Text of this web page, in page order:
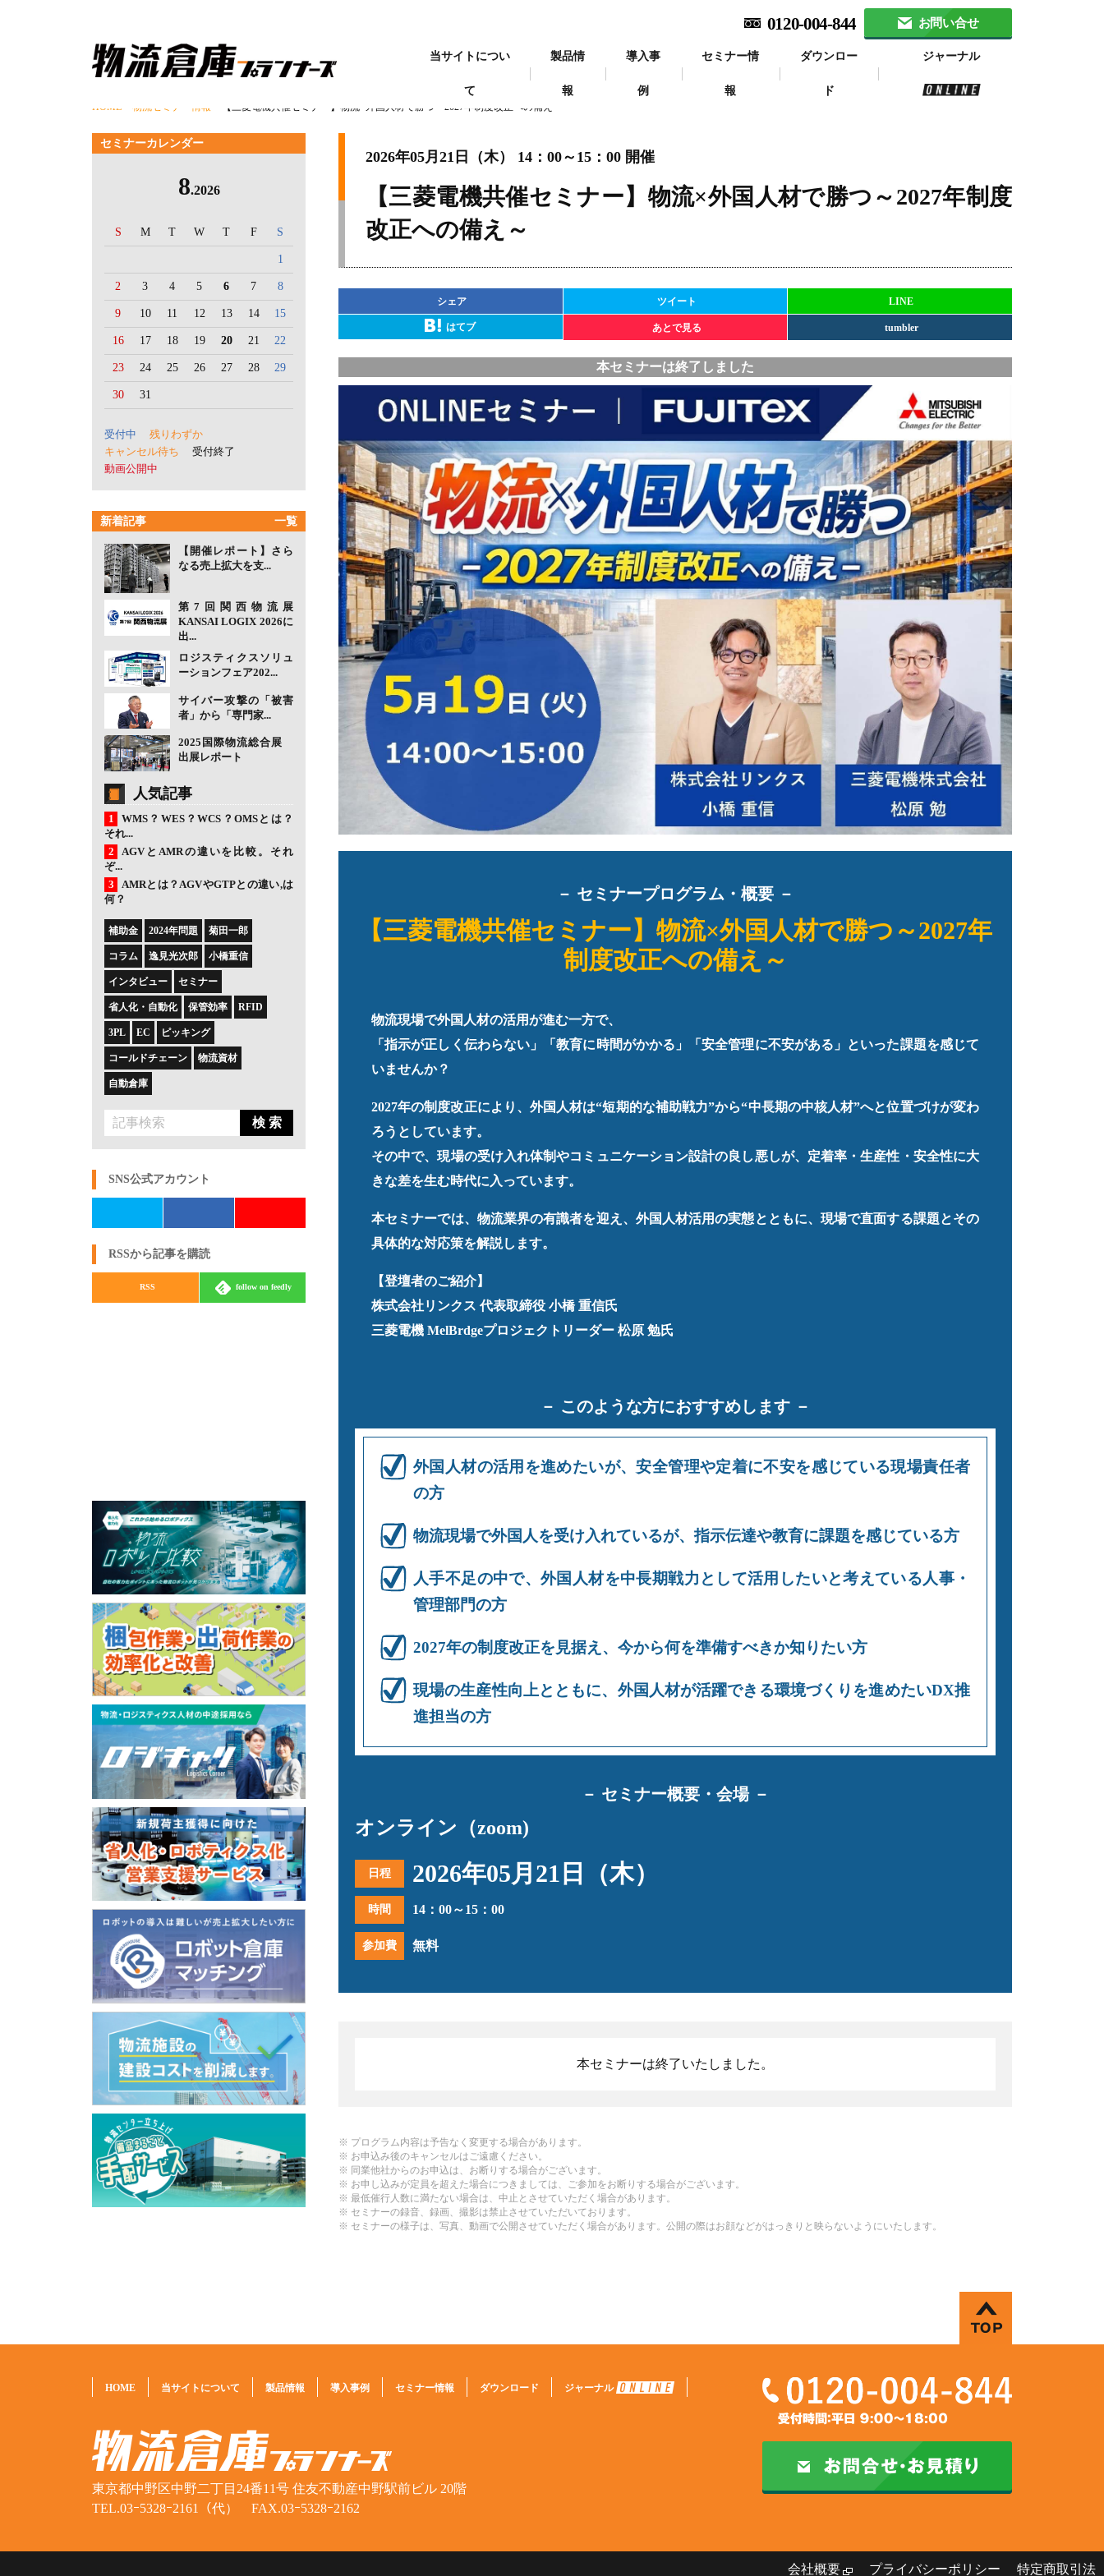
当サイトについ
て
製品情
報
導入事
例
セミナー情
報
ダウンロー
ド
ジャーナル
0120-004-844 お問い合せ
HOME 物流セミナー情報 > 【三菱電機共催セミナー】物流×外国人材で勝つ～2027年制度改正への備え～
セミナーカレンダー
8.2026
S M T W T F S
1
2 3 4 5 6 7 8
9 10 11 12 13 14 15
16 17 18 19 20 21 22
23 24 25 26 27 28 29
30 31
受付中
残りわずか
キャンセル待ち
受付終了
動画公開中
新着記事 一覧
【開催レポート】さら
なる売上拡大を支...
第7回関西物流展
KANSAI LOGIX 2026に
出...
ロジスティクスソリュ
ーションフェア202...
サイバー攻撃の「被害
者」から「専門家...
2025国際物流総合展
出展レポート
人気記事
WMS？WES？WCS？OMSとは？
それ...
AGVとAMRの違いを比較。それ
ぞ...
AMRとは？AGVやGTPとの違い,は
何？
補助金 2024年問題 菊田一郎
コラム 逸見光次郎 小橋重信
インタビュー セミナー
省人化・自動化 保管効率 RFID
3PL EC ピッキング
コールドチェーン 物流資材
自動倉庫
検 索
SNS公式アカウント
RSSから記事を購読
RSS follow on feedly
2026年05月21日（木） 14：00～15：00 開催
【三菱電機共催セミナー】物流×外国人材で勝つ～2027年制度
改正への備え～
シェア ツイート LINE
はてブ あとで見る tumbler
本セミナーは終了しました
－ セミナープログラム・概要 －
【三菱電機共催セミナー】物流×外国人材で勝つ～2027年
制度改正への備え～
物流現場で外国人材の活用が進む一方で、
「指示が正しく伝わらない」「教育に時間がかかる」「安全管理に不安がある」といった課題を感じて
いませんか？
2027年の制度改正により、外国人材は“短期的な補助戦力”から“中長期の中核人材”へと位置づけが変わ
ろうとしています。
その中で、現場の受け入れ体制やコミュニケーション設計の良し悪しが、定着率・生産性・安全性に大
きな差を生む時代に入っています。
本セミナーでは、物流業界の有識者を迎え、外国人材活用の実態とともに、現場で直面する課題とその
具体的な対応策を解説します。
【登壇者のご紹介】
株式会社リンクス 代表取締役 小橋 重信氏
三菱電機 MelBrdgeプロジェクトリーダー 松原 勉氏
－ このような方におすすめします －
外国人材の活用を進めたいが、安全管理や定着に不安を感じている現場責任者
の方
物流現場で外国人を受け入れているが、指示伝達や教育に課題を感じている方
人手不足の中で、外国人材を中長期戦力として活用したいと考えている人事・
管理部門の方
2027年の制度改正を見据え、今から何を準備すべきか知りたい方
現場の生産性向上とともに、外国人材が活躍できる環境づくりを進めたいDX推
進担当の方
－ セミナー概要・会場 －
オンライン（zoom)
日程 2026年05月21日（木）
時間 14：00～15：00
参加費 無料
本セミナーは終了いたしました。
プログラム内容は予告なく変更する場合があります。
お申込み後のキャンセルはご遠慮ください。
同業他社からのお申込は、お断りする場合がございます。
お申し込みが定員を超えた場合につきましては、ご参加をお断りする場合がございます。
最低催行人数に満たない場合は、中止とさせていただく場合があります。
セミナーの録音、録画、撮影は禁止させていただいております。
セミナーの様子は、写真、動画で公開させていただく場合があります。公開の際はお顔などがはっきりと映らないようにいたします。
HOME 当サイトについて 製品情報 導入事例 セミナー情報 ダウンロード ジャーナル
東京都中野区中野二丁目24番11号 住友不動産中野駅前ビル 20階
TEL.03ｰ5328ｰ2161（代） FAX.03ｰ5328ｰ2162
会社概要 プライバシーポリシー 特定商取引法